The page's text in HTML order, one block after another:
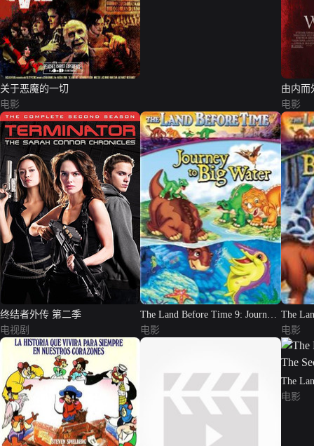
关于恶魔的一切
电影
由内而
电影
终结者外传 第二季
电视剧
The Land Before Time 9: Journey
to the Big Water
电影
The
Freeze
电影
The
Secret
电影